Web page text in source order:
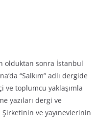
olduktan sonra İstanbul
“Salkım” adlı dergide
ve toplumcu yaklaşımla
yazıları dergi ve
ve yayınevlerinin